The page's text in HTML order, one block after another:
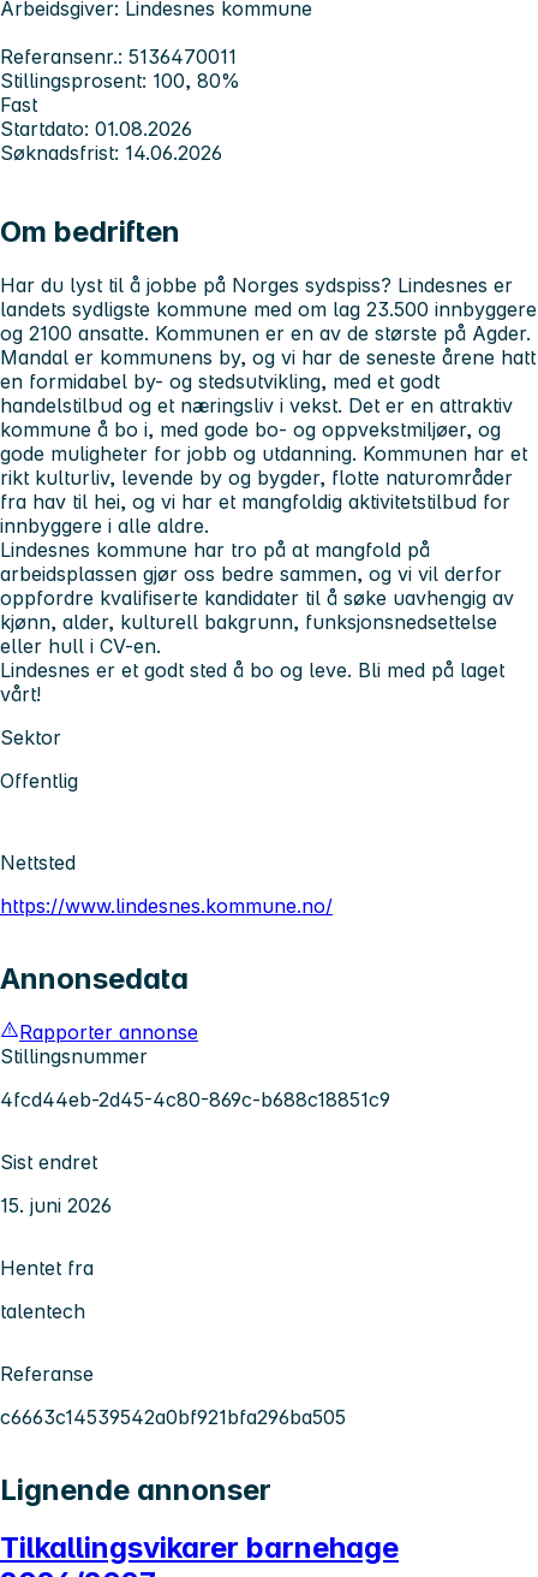
Arbeidsgiver: Lindesnes kommune
Referansenr.: 5136470011
Stillingsprosent: 100, 80%
Fast
Startdato: 01.08.2026
Søknadsfrist: 14.06.2026
Om bedriften
Har du lyst til å jobbe på Norges sydspiss? Lindesnes er
landets sydligste kommune med om lag 23.500 innbyggere
og 2100 ansatte. Kommunen er en av de største på Agder.
Mandal er kommunens by, og vi har de seneste årene hatt
en formidabel by- og stedsutvikling, med et godt
handelstilbud og et næringsliv i vekst. Det er en attraktiv
kommune å bo i, med gode bo- og oppvekstmiljøer, og
gode muligheter for jobb og utdanning. Kommunen har et
rikt kulturliv, levende by og bygder, flotte naturområder
fra hav til hei, og vi har et mangfoldig aktivitetstilbud for
innbyggere i alle aldre.
Lindesnes kommune har tro på at mangfold på
arbeidsplassen gjør oss bedre sammen, og vi vil derfor
oppfordre kvalifiserte kandidater til å søke uavhengig av
kjønn, alder, kulturell bakgrunn, funksjonsnedsettelse
eller hull i CV-en.
Lindesnes er et godt sted å bo og leve. Bli med på laget
vårt!
Sektor
Offentlig
Nettsted
https://www.lindesnes.kommune.no/
Annonsedata
Rapporter annonse
Stillingsnummer
4fcd44eb-2d45-4c80-869c-b688c18851c9
Sist endret
15. juni 2026
Hentet fra
talentech
Referanse
c6663c14539542a0bf921bfa296ba505
Lignende annonser
Tilkallingsvikarer barnehage